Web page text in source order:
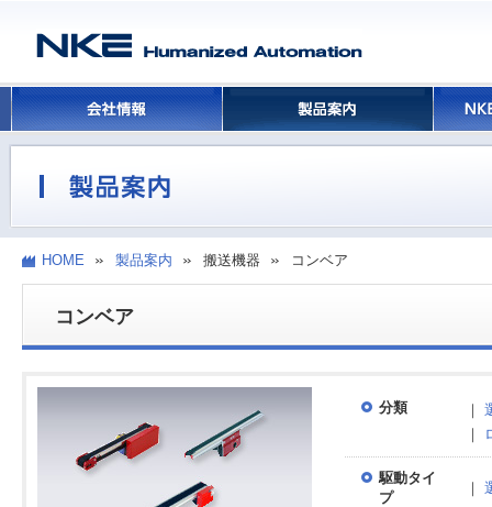
HOME 製品案内 搬送機器 コンベア
コンベア
分類 ｜
｜
駆動タイ
プ
｜